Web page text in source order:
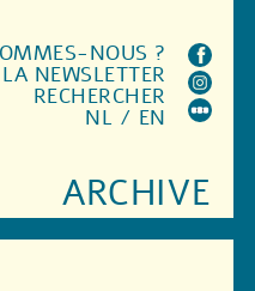
ARCHIVE
NOUS ?
NEWSLETTER
RECHERCHER
NL / EN